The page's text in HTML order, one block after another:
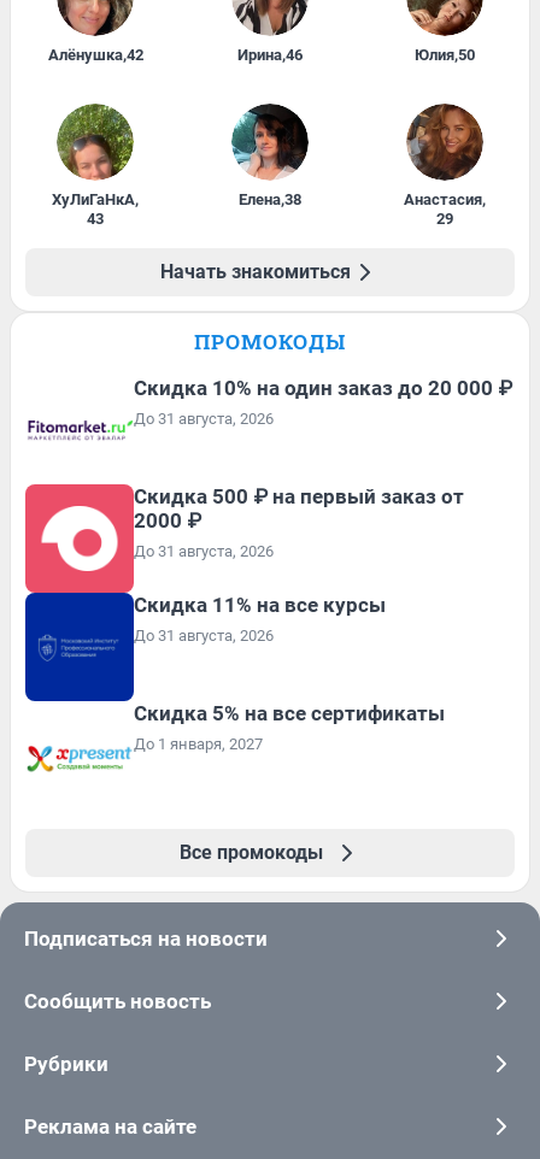
Алёнушка,42 Ирина,46 Юлия,50
ХуЛиГаНкА,
43
Елена,38 Анастасия,
29
Начать знакомиться
ПРОМОКОДЫ
Скидка 10% на один заказ до 20 000 ₽
До 31 августа, 2026
Скидка 500 ₽ на первый заказ от
2000 ₽
До 31 августа, 2026
Скидка 11% на все курсы
До 31 августа, 2026
Скидка 5% на все сертификаты
До 1 января, 2027
Все промокоды
Подписаться на новости
Сообщить новость
Рубрики
Реклама на сайте